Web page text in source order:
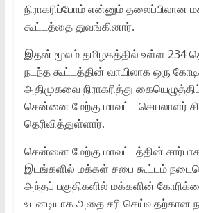
நிராகரிப்போம் என்னும் தலைப்பிலான
கூட்டத்தை துவங்கினார்.
இதன் மூலம் தமிழகத்தில் உள்ள 234
நடந்த கூட்டத்தின் வாயிலாக ஒரு
அதிமுகவை நிராகரித்து
சென்னை மேற்கு மாவட்ட செயலாளர்
தெரிவித்துள்ளார்.
சென்னை மேற்கு மாவட்டத்தின்
இடங்களில் மக்கள் சபை கூட்டம்
அந்தப் பகுதிகளில் மக்களின்
உடனடியாக அதை சரி செய்வதற்கான